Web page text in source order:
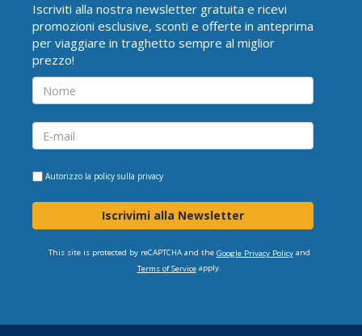
Iscriviti alla nostra newsletter gratuita e ricevi
promozioni esclusive, sconti e offerte in anteprima
per viaggiare in traghetto sempre al miglior
prezzo!
Autorizzo la policy sulla privacy
Iscrivimi alla Newsletter
This site is protected by reCAPTCHA and the Google Privacy Policyand
Terms of Serviceapply.